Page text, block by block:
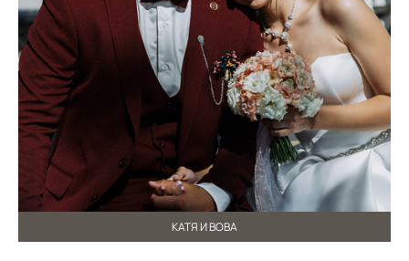
КАТЯ И ВОВА